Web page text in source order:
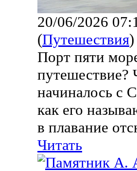
20/06/2026
(Путешествия)
Порт пяти
путешествие?
начиналось с
как его
в плавание
Читать